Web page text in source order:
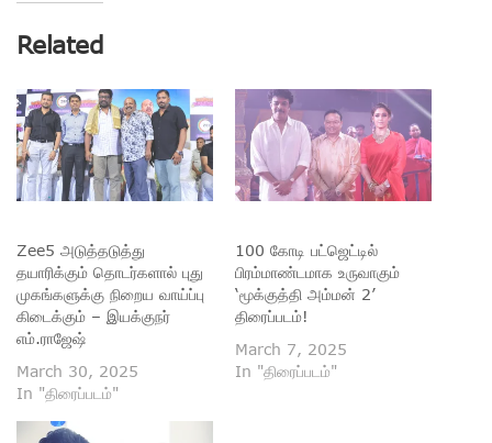
Related
Zee5 அடுத்தடுத்து
தயாரிக்கும் தொடர்களால் புது
முகங்களுக்கு நிறைய வாய்ப்பு
கிடைக்கும் – இயக்குநர்
எம்.ராஜேஷ்
March 30, 2025
In "திரைப்படம்"
100 கோடி பட்ஜெட்டில்
பிரம்மாண்டமாக உருவாகும்
‘மூக்குத்தி அம்மன் 2’
திரைப்படம்!
March 7, 2025
In "திரைப்படம்"